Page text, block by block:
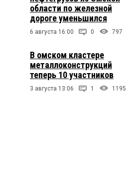
области по железной
дороге уменьшился
6 августа 16:00 0 797
В омском кластере
металлоконструкций
теперь 10 участников
3 августа 13:06 1 1195